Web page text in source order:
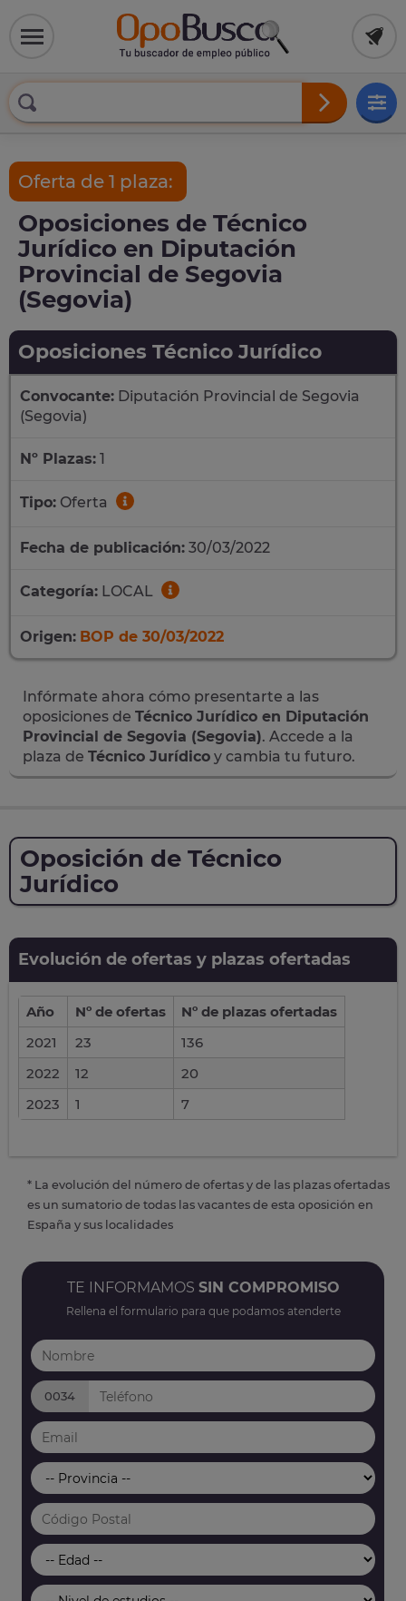
Oferta de 1 plaza:
Oposiciones de Técnico
Jurídico en Diputación
Provincial de Segovia
(Segovia)
Oposiciones Técnico Jurídico
Convocante: Diputación Provincial de Segovia
(Segovia)
Nº Plazas: 1
Tipo: Oferta
Fecha de publicación: 30/03/2022
Categoría: LOCAL
Origen: BOP de 30/03/2022
Infórmate ahora cómo presentarte a las
oposiciones de Técnico Jurídico en Diputación
Provincial de Segovia (Segovia). Accede a la
plaza de Técnico Jurídico y cambia tu futuro.
Oposición de Técnico
Jurídico
Evolución de ofertas y plazas ofertadas
Año Nº de ofertas
Nº de plazas ofertadas
2021
23
136
2022
12
20
2023
1 7
* La evolución del número de ofertas y de las plazas ofertadas
es un sumatorio de todas las vacantes de esta oposición en
España y sus localidades
TE INFORMAMOS SIN COMPROMISO
Rellena el formulario para que podamos atenderte
0034